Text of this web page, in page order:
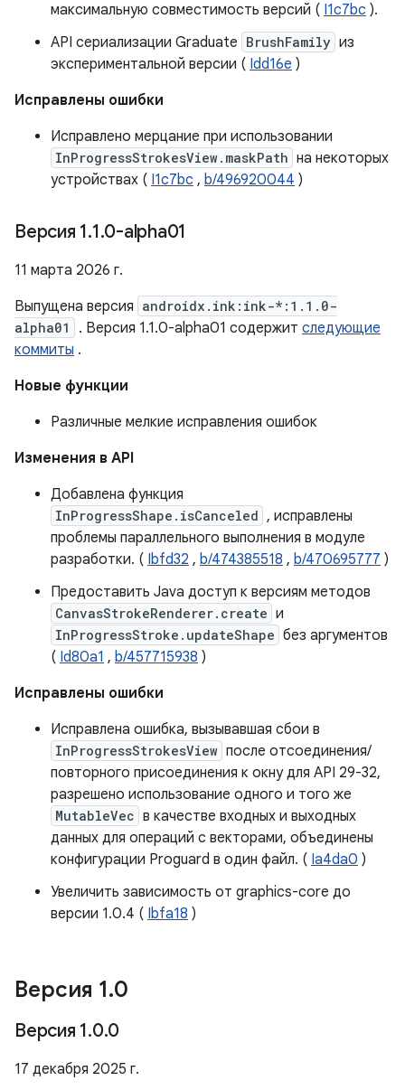
максимальную совместимость версий ( I1c7bc ).
API сериализации Graduate BrushFamily из
экспериментальной версии ( Idd16e )
Исправлены ошибки
Исправлено мерцание при использовании
InProgressStrokesView.maskPath на некоторых
устройствах ( I1c7bc , b/496920044 )
Версия 1.1.0-alpha01
11 марта 2026 г.
Выпущена версия androidx.ink:ink-*:1.1.0-
alpha01
. Версия 1.1.0-alpha01 содержит следующие
коммиты .
Новые функции
Различные мелкие исправления ошибок
Изменения в API
Добавлена ​​функция
InProgressShape.isCanceled , исправлены
проблемы параллельного выполнения в модуле
разработки. ( Ibfd32 , b/474385518 , b/470695777 )
Предоставить Java доступ к версиям методов
CanvasStrokeRenderer.create и
InProgressStroke.updateShape без аргументов
( Id80a1 , b/457715938 )
Исправлены ошибки
Исправлена ​​ошибка, вызывавшая сбои в
InProgressStrokesView после отсоединения/
повторного присоединения к окну для API 29-32,
разрешено использование одного и того же
MutableVec в качестве входных и выходных
данных для операций с векторами, объединены
конфигурации Proguard в один файл. ( Ia4da0 )
Увеличить зависимость от graphics-core до
версии 1.0.4 ( Ibfa18 )
Версия 1.0
Версия 1.0.0
17 декабря 2025 г.